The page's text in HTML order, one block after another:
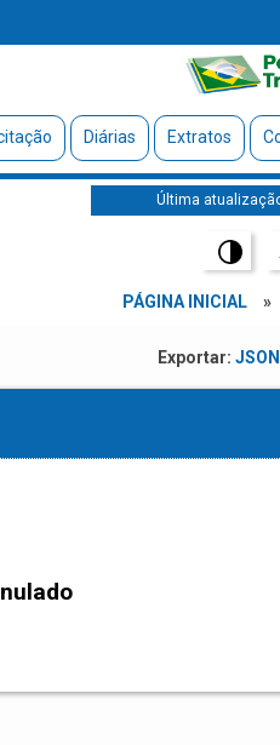
Diárias Extratos
Última
PÁGINA INICIAL »
Exportar: JSON